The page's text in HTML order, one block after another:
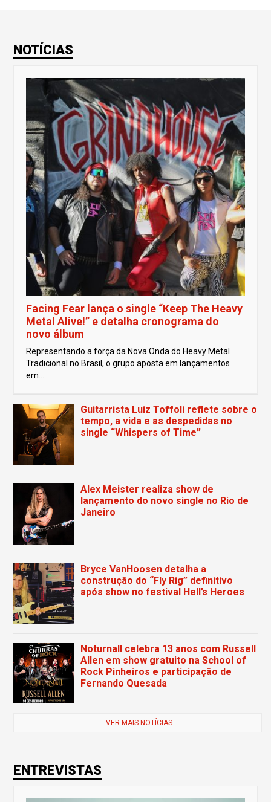
NOTÍCIAS
Facing Fear lança o single “Keep The Heavy
Metal Alive!” e detalha cronograma do
novo álbum
Representando a força da Nova Onda do Heavy Metal
Tradicional no Brasil, o grupo aposta em lançamentos
em...
Guitarrista Luiz Toffoli reflete sobre o
tempo, a vida e as despedidas no
single “Whispers of Time”
Alex Meister realiza show de
lançamento do novo single no Rio de
Janeiro
Bryce VanHoosen detalha a
construção do “Fly Rig” definitivo
após show no festival Hell’s Heroes
Noturnall celebra 13 anos com Russell
Allen em show gratuito na School of
Rock Pinheiros e participação de
Fernando Quesada
VER MAIS NOTÍCIAS
ENTREVISTAS